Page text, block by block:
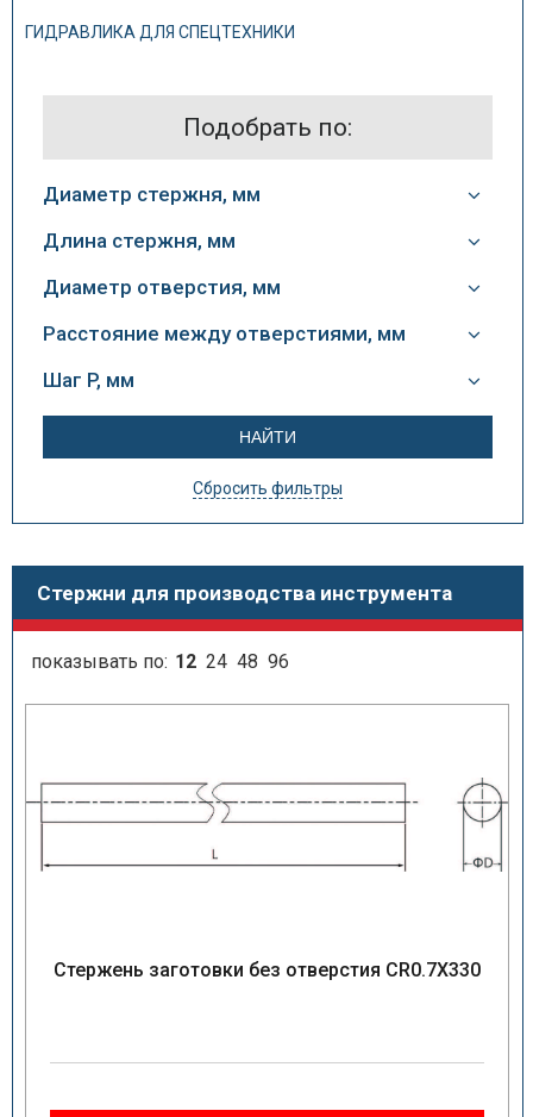
ГИДРАВЛИКА ДЛЯ СПЕЦТЕХНИКИ
Подобрать по:
Диаметр стержня, мм
Длина стержня, мм
Диаметр отверстия, мм
Расстояние между отверстиями, мм
Шаг P, мм
Сбросить фильтры
Стержни для производства инструмента
показывать по: 12 24 48 96
Стержень заготовки без отверстия CR0.7X330